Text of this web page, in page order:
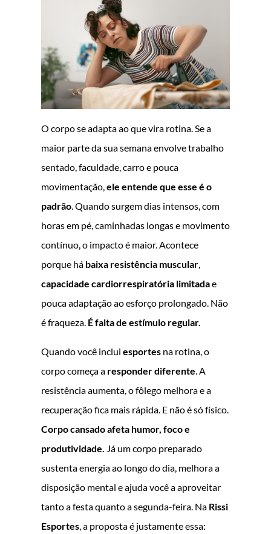
O corpo se adapta ao que vira rotina. Se a
maior parte da sua semana envolve trabalho
sentado, faculdade, carro e pouca
movimentação,ele entende que esse é o
padrão. Quando surgem dias intensos, com
horas em pé, caminhadas longas e movimento
contínuo, o impacto é maior. Acontece
porque há baixa resistência muscular,
capacidade cardiorrespiratória limitadae
pouca adaptação ao esforço prolongado. Não
é fraqueza. É falta de estímulo regular.
Quando você inclui esportes na rotina, o
corpo começa a responder diferente. A
resistência aumenta, o fôlego melhora e a
recuperação fica mais rápida. E não é só físico.
Corpo cansado afeta humor, foco e
produtividade. Já um corpo preparado
sustenta energia ao longo do dia, melhora a
disposição mental e ajuda você a aproveitar
tanto a festa quanto a segunda-feira. Na Rissi
Esportes, a proposta é justamente essa: